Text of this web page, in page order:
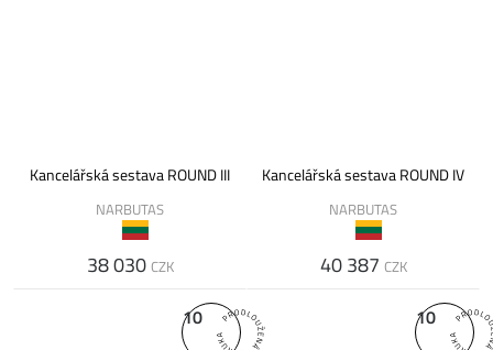
Kancelářská sestava ROUND III
NARBUTAS
38 030 CZK
Kancelářská sestava ROUND IV
NARBUTAS
40 387 CZK
10 10